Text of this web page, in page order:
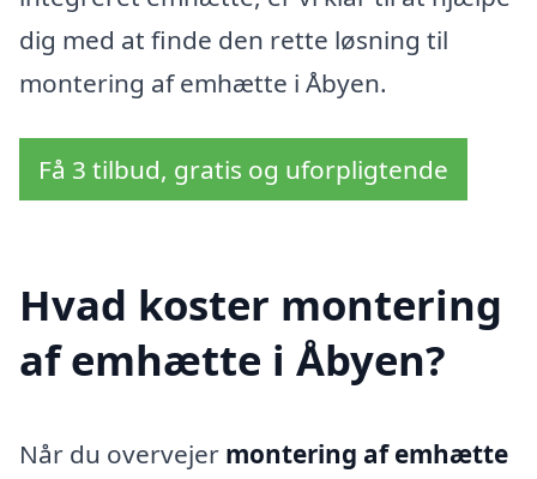
dig med at finde den rette løsning til
montering af emhætte i Åbyen.
Få 3 tilbud, gratis og uforpligtende
Hvad koster montering
af emhætte i Åbyen?
Når du overvejer montering af emhætte